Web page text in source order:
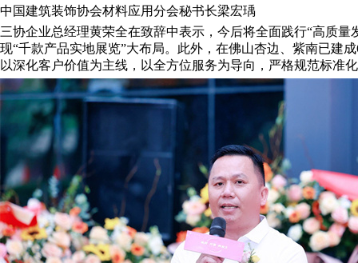
中国建筑装饰协会材料应用分会秘书长梁宏瑀
三协企业总经理黄荣全在致辞中表示，今后将全面践行“高质
现“千款产品实地展览”大布局。此外，在佛山杏边、紫南已建
以深化客户价值为主线，以全方位服务为导向，严格规范标准